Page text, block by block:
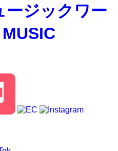
ージックワー